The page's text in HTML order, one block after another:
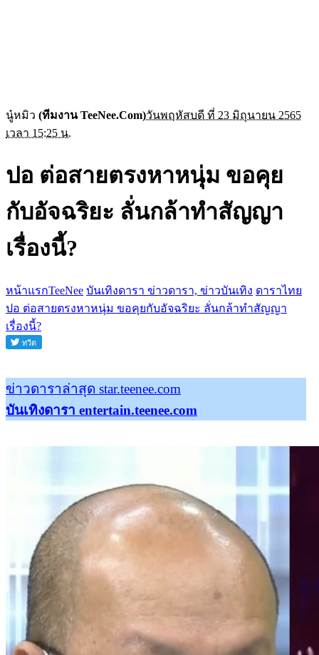
นู๋หมิว (ทีมงาน TeeNee.Com)วันพฤหัสบดี ที่ 23 มิถุนายน 2565
เวลา 15:25 น.
ปอ ต่อสายตรงหาหนุ่ม ขอคุย
กับอัจฉริยะ ลั่นกล้าทำสัญญา
เรื่องนี้?
หน้าแรกTeeNee บันเทิงดารา ข่าวดารา, ข่าวบันเทิง ดาราไทย
ปอ ต่อสายตรงหาหนุ่ม ขอคุยกับอัจฉริยะ ลั่นกล้าทำสัญญา
เรื่องนี้?
ข่าวดาราล่าสุด star.teenee.com
บันเทิงดารา entertain.teenee.com